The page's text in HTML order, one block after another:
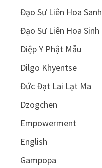
Đạo Sư Liên Hoa Sanh
Đạo Sư Liên Hoa Sinh
Diệp Y Phật Mẫu
Dilgo Khyentse
Đức Đạt Lai Lạt Ma
Dzogchen
Empowerment
English
Gampopa